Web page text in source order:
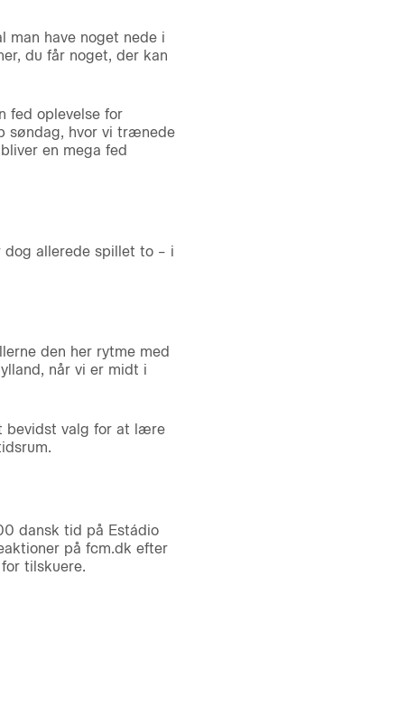
man have noget nede i
du får noget, der kan
fed oplevelse for
søndag, hvor vi trænede
en mega fed
dog allerede spillet to – i
den her rytme med
når vi er midt i
bevidst valg for at lære
dansk tid på Estádio
på fcm.dk efter
tilskuere.